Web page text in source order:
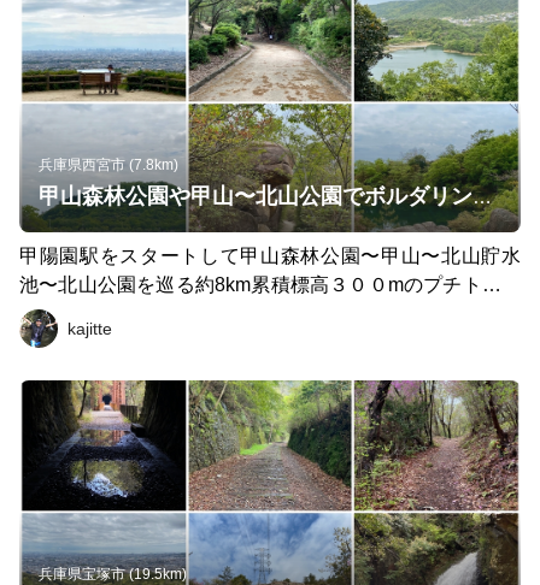
兵庫県西宮市 (7.8km)
甲山森林公園や甲山〜北山公園でボルダリング発祥の地を巡るプチトレラン
甲陽園駅をスタートして甲山森林公園〜甲山〜北山貯水
池〜北山公園を巡る約8km累積標高３００mのプチトレラ
ンコースです。ここはトレランシューズ持ってなくても大
丈夫なくらいの初心者コースなので山が初めての人にもオ
阪神競馬場や大阪平野も一望でき天気が良ければ、あべの
ハルカスなども見えます。 甲山森林公園からは甲山へ。
標高３０９mありますが、公園からは残り１５０mなので
疲れる間も無く山頂です。残念ながら山頂からの見晴らし
はありませんが、ここからゴールまではぼぼ下り😊 甲山
から北山貯水池を通って北山公園へ入ります。北山公園は
日本のボルダリング発祥の地であり、大小様々な岩が多数
kajitte
兵庫県宝塚市 (19.5km)